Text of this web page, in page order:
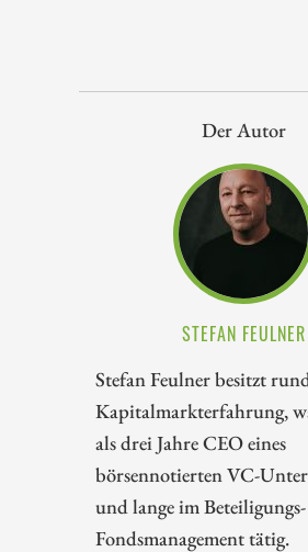
Der Autor
STEFAN FEULNER
Stefan Feulner besitzt
Kapitalmarkterfahrung,
als drei Jahre CEO eines
börsennotierten VC-
und lange im
Fondsmanagement tätig.